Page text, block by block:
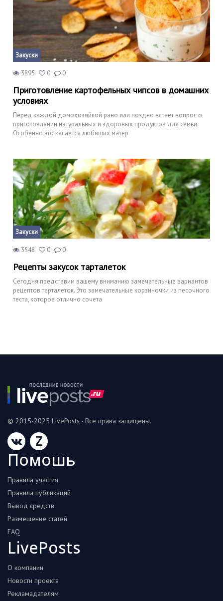
Закуски
3895 0 0
Приготовление картофельных чипсов в домашних
условиях
Перед каждой домохозяйкой рано или поздно встает вопрос о
приготовлении натуральных и здоровых продуктов для семьи.
Особенно это касается любящих матер
Закуски
3548 0 0
Рецепты закусок тарталеток
Сегодня представим вашему вниманию замечательные вариантов
рецептов тарталеток. Это замечательные корзиночки из песочного
теста, которое отлично сочета
© 2015-2025 LivePosts - Все права защищены.
Z
Помошь
Правила участия
Правила публикаций
Вывод средств
Размещение статей
FAQ
LivePosts
О компании
Новости проекта
Рекламадателям